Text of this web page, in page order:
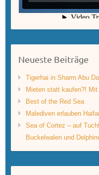
Neueste Beiträge
Tigerhai in Sharm Abu
Mieten statt kaufen?! Mit
Best of the Red Sea
Malediven erlauben
Sea of Cortez – auf
Buckelwalen und